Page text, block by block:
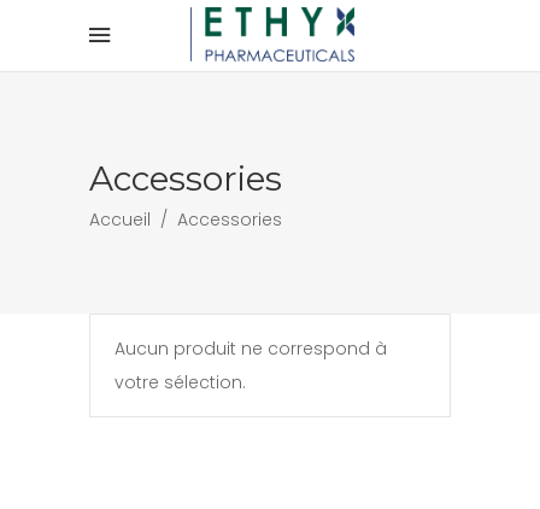
Accessories
Accueil / Accessories
Aucun produit ne correspond à
votre sélection.
Panneau de gestion des cookies